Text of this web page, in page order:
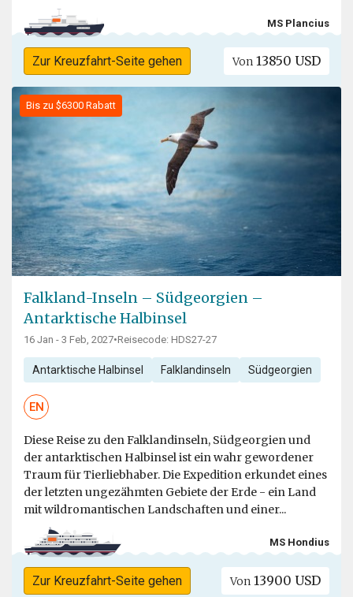
MS Plancius
Zur Kreuzfahrt-Seite gehen Von 13850 USD
Bis zu $6300 Rabatt
Falkland-Inseln – Südgeorgien –
Antarktische Halbinsel
16 Jan - 3 Feb, 2027•Reisecode: HDS27-27
Antarktische Halbinsel Falklandinseln Südgeorgien
EN
Diese Reise zu den Falklandinseln, Südgeorgien und
der antarktischen Halbinsel ist ein wahr gewordener
Traum für Tierliebhaber. Die Expedition erkundet eines
der letzten ungezähmten Gebiete der Erde - ein Land
mit wildromantischen Landschaften und einer...
MS Hondius
Zur Kreuzfahrt-Seite gehen Von 13900 USD